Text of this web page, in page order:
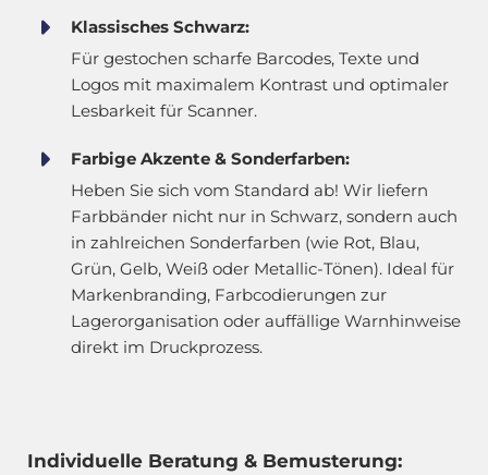
Klassisches Schwarz:
Für gestochen scharfe Barcodes, Texte und
Logos mit maximalem Kontrast und optimaler
Lesbarkeit für Scanner.
Farbige Akzente & Sonderfarben:
Heben Sie sich vom Standard ab! Wir liefern
Farbbänder nicht nur in Schwarz, sondern auch
in zahlreichen Sonderfarben (wie Rot, Blau,
Grün, Gelb, Weiß oder Metallic-Tönen). Ideal für
Markenbranding, Farbcodierungen zur
Lagerorganisation oder auffällige Warnhinweise
direkt im Druckprozess.
Individuelle Beratung & Bemusterung: